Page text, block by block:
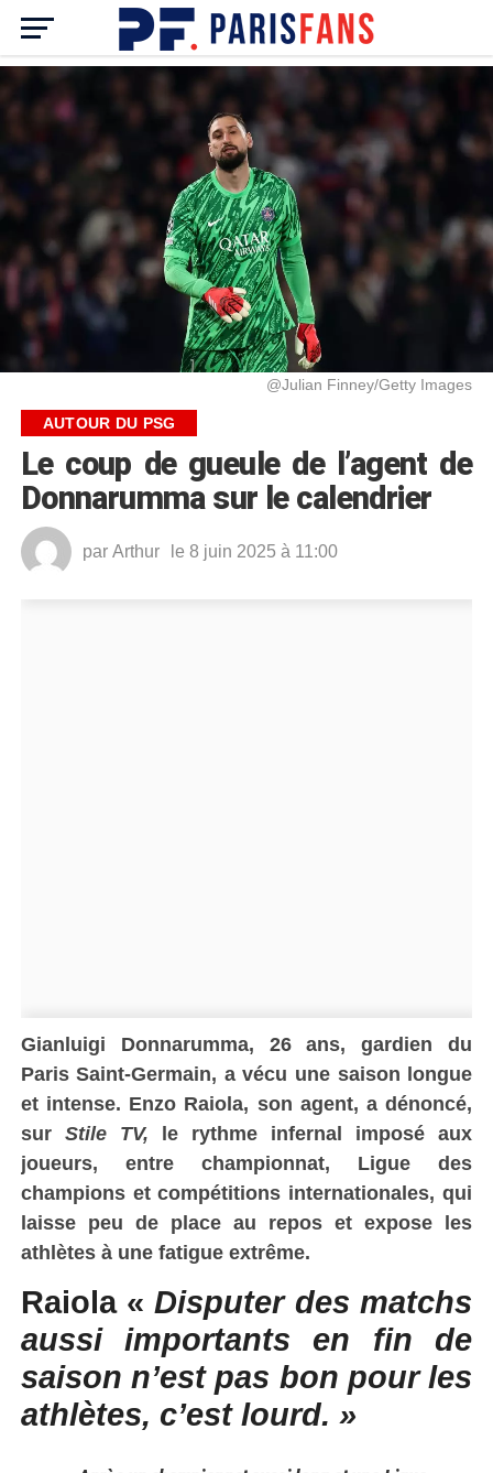
@Julian Finney/Getty Images
AUTOUR DU PSG
Le coup de gueule de l’agent de
Donnarumma sur le calendrier
par Arthur le 8 juin 2025 à 11:00
Gianluigi Donnarumma, 26 ans, gardien du
Paris Saint-Germain, a vécu une saison longue
et intense. Enzo Raiola, son agent, a dénoncé,
sur Stile TV, le rythme infernal imposé aux
joueurs, entre championnat, Ligue des
champions et compétitions internationales, qui
laisse peu de place au repos et expose les
athlètes à une fatigue extrême.
Raiola «Disputer des matchs
aussi importants en fin de
saison n’est pas bon pour les
athlètes, c’est lourd. »